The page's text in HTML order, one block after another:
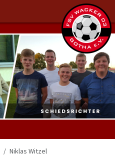
Niklas Witzel